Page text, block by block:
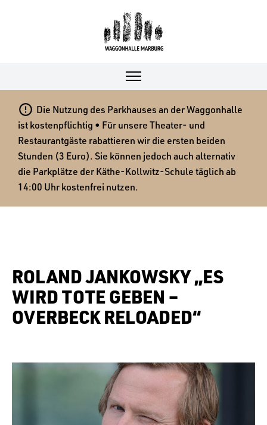
 Die Nutzung des Parkhauses an der Waggonhalle
ist kostenpflichtig • Für unsere Theater- und
Restaurantgäste rabattieren wir die ersten beiden
Stunden (3 Euro). Sie können jedoch auch alternativ
die Parkplätze der Käthe-Kollwitz-Schule täglich ab
14:00 Uhr kostenfrei nutzen.
ROLAND JANKOWSKY „ES
WIRD TOTE GEBEN –
OVERBECK RELOADED“